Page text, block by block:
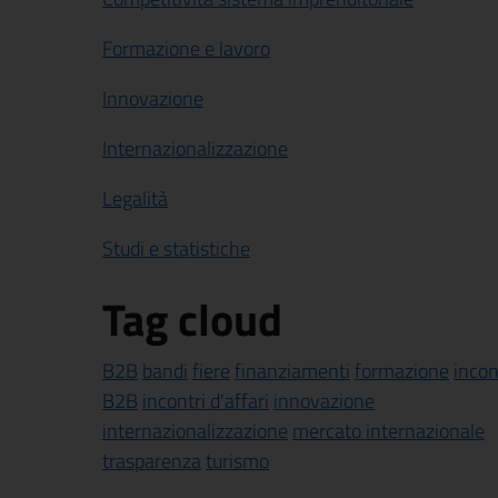
Formazione e lavoro
Innovazione
Internazionalizzazione
Legalità
Studi e statistiche
Tag cloud
B2B bandi fiere finanziamenti formazione
B2B incontri d'affari innovazione
internazionalizzazione mercato internazionale
trasparenzaturismo